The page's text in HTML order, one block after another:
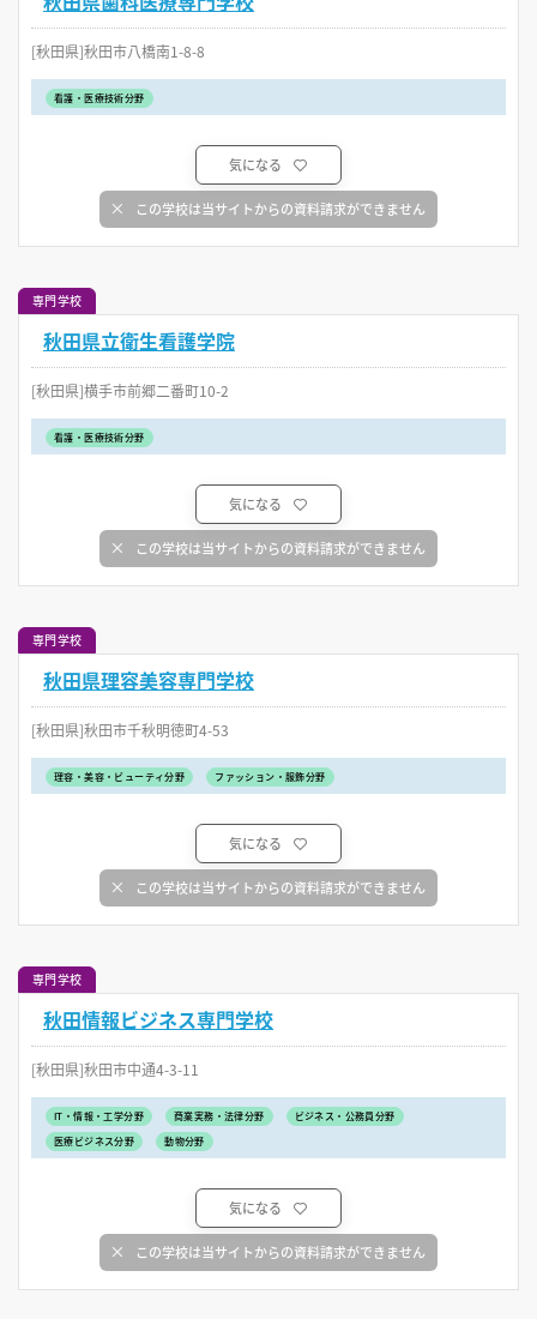
[秋田県]秋田市八橋南1-8-8
看護・医療技術分野
気になる
この学校は当サイトからの資料請求ができません
専門学校
秋田県立衛生看護学院
[秋田県]横手市前郷二番町10-2
看護・医療技術分野
気になる
この学校は当サイトからの資料請求ができません
専門学校
秋田県理容美容専門学校
[秋田県]秋田市千秋明徳町4-53
理容・美容・ビューティ分野 ファッション・服飾分野
気になる
この学校は当サイトからの資料請求ができません
専門学校
秋田情報ビジネス専門学校
[秋田県]秋田市中通4-3-11
IT・情報・工学分野 商業実務・法律分野
ビジネス・公務員分野
医療ビジネス分野
動物分野
気になる
この学校は当サイトからの資料請求ができません